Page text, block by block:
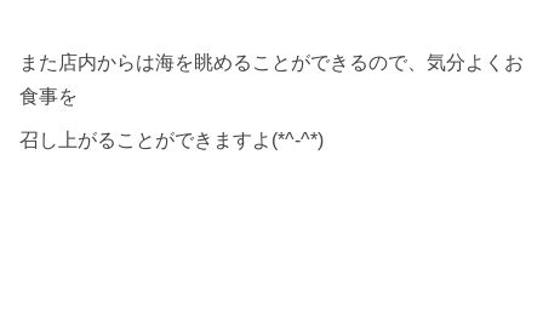
また店内からは海を眺めることができるので、気分よくお
食事を
召し上がることができますよ(*^-^*)